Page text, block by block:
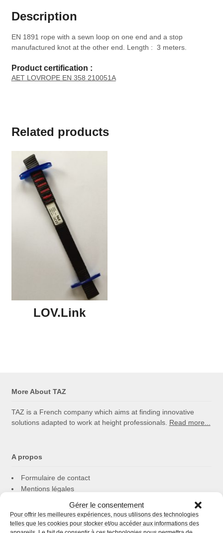
Gérer le consentement
Pour offrir les meilleures expériences, nous utilisons des technologies
telles que les cookies pour stocker et/ou accéder aux informations des
Description
EN 1891 rope with a sewn loop on one end and a stop
manufactured knot at the other end. Length : 3 meters.
Product certification :
AET LOVROPE EN 358 210051A
Related products
LOV.Link
More About TAZ
TAZ is a French company which aims at finding innovative
solutions adapted to work at height professionals. Read more...
A propos
Formulaire de contact
Mentions légales
Confidentialité